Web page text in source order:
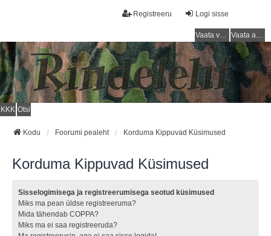
Logi sisse
Registreeru
Vaata vastamata teemasi Vaata aktiivseid teemasid
KKK Otsi
Kodu Foorumi pealeht Korduma Kippuvad Küsimused
Korduma Kippuvad Küsimused
Sisselogimisega ja registreerumisega seotud küsimused
Miks ma pean üldse registreeruma?
Mida tähendab COPPA?
Miks ma ei saa registreeruda?